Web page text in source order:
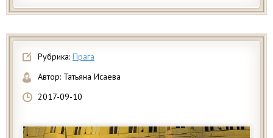
Рубрика: Прага
Автор: Татьяна Исаева
2017-09-10